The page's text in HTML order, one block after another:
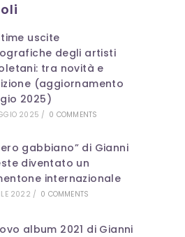
uscite
degli artisti
tra novità e
(aggiornamento
2025)
2025 / 0 COMMENTS
gabbiano” di Gianni
diventato un
internazionale
2022 / 0 COMMENTS
album 2021 di Gianni